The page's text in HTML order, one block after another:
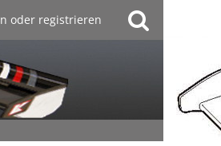
oder registrieren